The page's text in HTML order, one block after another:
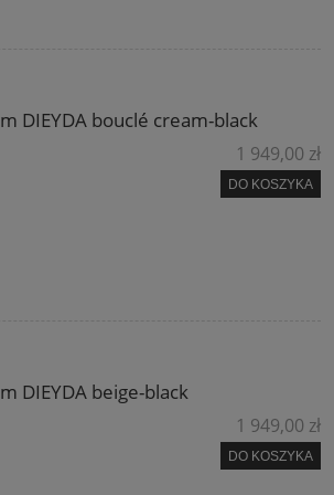
DIEYDA bouclé cream-black
1 949,00 zł
DO KOSZYKA
DIEYDA beige-black
1 949,00 zł
DO KOSZYKA